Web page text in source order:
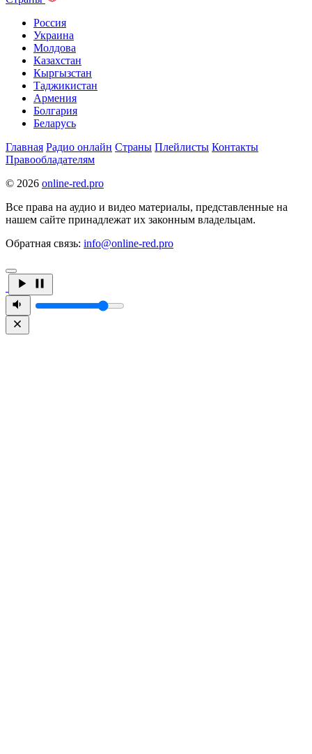
Россия
Украина
Молдова
Казахстан
Кыргызстан
Таджикистан
Армения
Болгария
Беларусь
Главная Радио онлайн Страны Плейлисты Контакты
Правообладателям
© 2026 online-red.pro
Все права на аудио и видео материалы, представленные на
нашем сайте принадлежат их законным владельцам.
Обратная связь: info@online-red.pro